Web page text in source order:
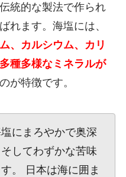
統的な製法で作られ
れます。海塩には、
、カルシウム、カリ
種多様なミネラルが
のが特徴です。
にまろやかで奥深
してわずかな苦味
。 日本は海に囲ま